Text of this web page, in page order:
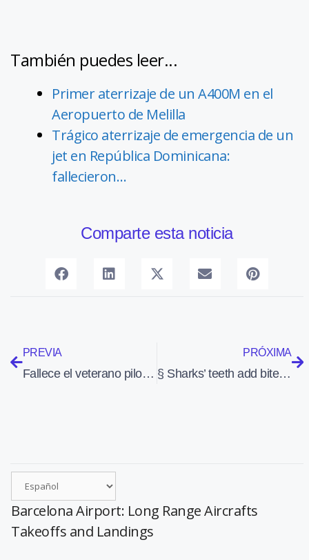
También puedes leer...
Primer aterrizaje de un A400M en el
Aeropuerto de Melilla
Trágico aterrizaje de emergencia de un
jet en República Dominicana:
fallecieron…
Comparte esta noticia
PREVIA
Fallece el veterano piloto barcelonés Josep Maria Royo
PRÓXIMA
§ Sharks’ teeth add bite to Boeing South Carolina’s final assembly operations
Barcelona Airport: Long Range Aircrafts
Takeoffs and Landings